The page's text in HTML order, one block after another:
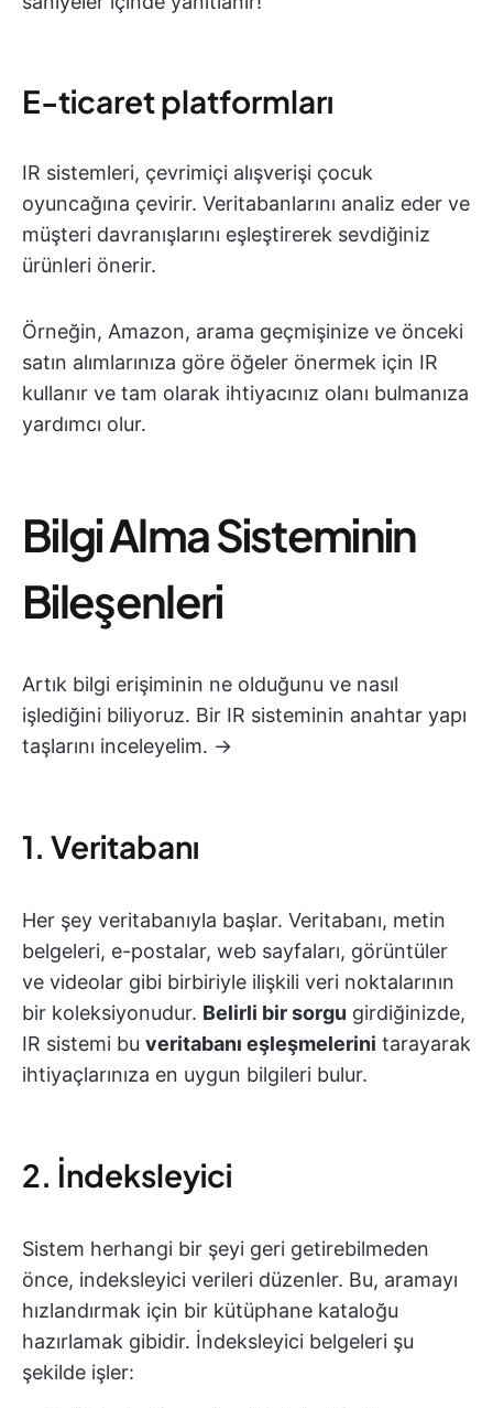
E-ticaret platformları
IR sistemleri, çevrimiçi alışverişi çocuk
oyuncağına çevirir. Veritabanlarını analiz eder ve
müşteri davranışlarını eşleştirerek sevdiğiniz
ürünleri önerir.
Örneğin, Amazon, arama geçmişinize ve önceki
satın alımlarınıza göre öğeler önermek için IR
kullanır ve tam olarak ihtiyacınız olanı bulmanıza
yardımcı olur.
Bilgi Alma Sisteminin
Bileşenleri
Artık bilgi erişiminin ne olduğunu ve nasıl
işlediğini biliyoruz. Bir IR sisteminin anahtar yapı
taşlarını inceleyelim. →
1. Veritabanı
Her şey veritabanıyla başlar. Veritabanı, metin
belgeleri, e-postalar, web sayfaları, görüntüler
ve videolar gibi birbiriyle ilişkili veri noktalarının
bir koleksiyonudur. Belirli bir sorgu girdiğinizde,
IR sistemi bu veritabanı eşleşmelerini tarayarak
ihtiyaçlarınıza en uygun bilgileri bulur.
2. İndeksleyici
Sistem herhangi bir şeyi geri getirebilmeden
önce, indeksleyici verileri düzenler. Bu, aramayı
hızlandırmak için bir kütüphane kataloğu
hazırlamak gibidir. İndeksleyici belgeleri şu
şekilde işler: